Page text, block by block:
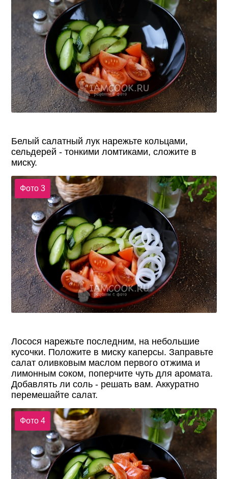
Белый салатный лук нарежьте кольцами,
сельдерей - тонкими ломтиками, сложите в
миску.
Фото 3
Лосося нарежьте последним, на небольшие
кусочки. Положите в миску каперсы. Заправьте
салат оливковым маслом первого отжима и
лимонным соком, поперчите чуть для аромата.
Добавлять ли соль - решать вам. Аккуратно
перемешайте салат.
Фото 4